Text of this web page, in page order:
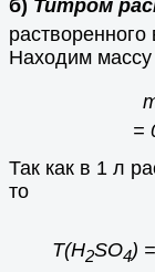
б) Титром
Находим
=
Так как в 1 л
то
Т(H2SO4)